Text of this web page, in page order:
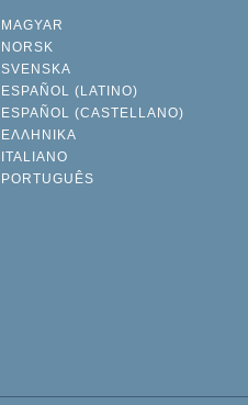
MAGYAR
NORSK
SVENSKA
ESPAÑOL (LATINO)
ESPAÑOL (CASTELLANO)
ΕΛΛΗΝΙΚA
ITALIANO
PORTUGUÊS